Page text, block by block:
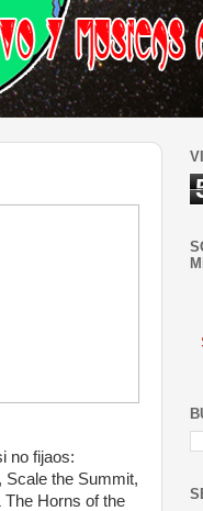
no fijaos:
Scale the Summit,
The Horns of the